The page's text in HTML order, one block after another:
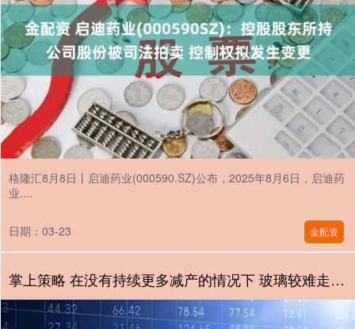
格隆汇8月8日丨启迪药业(000590.SZ)公布，2025年8月6日，启迪药
业....
日期：03-23 金配资
掌上策略 在没有持续更多减产的情况下 玻璃较难走出趋势行情